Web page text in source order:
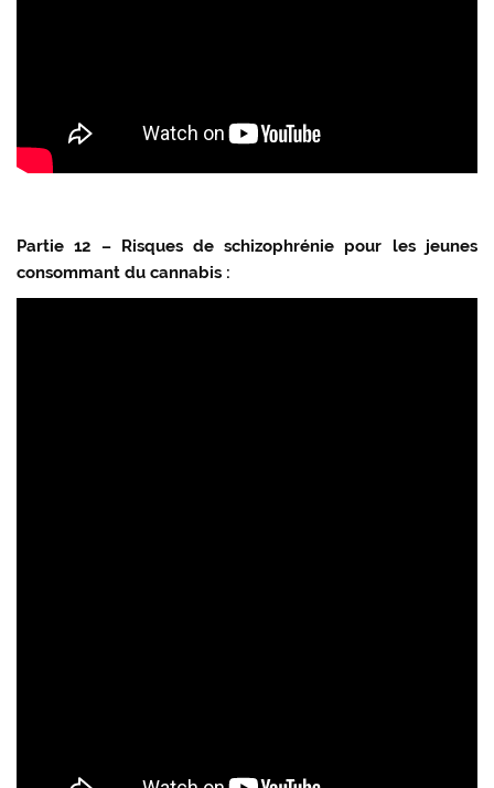
Partie 12 – Risques de schizophrénie pour les jeunes
consommant du cannabis :